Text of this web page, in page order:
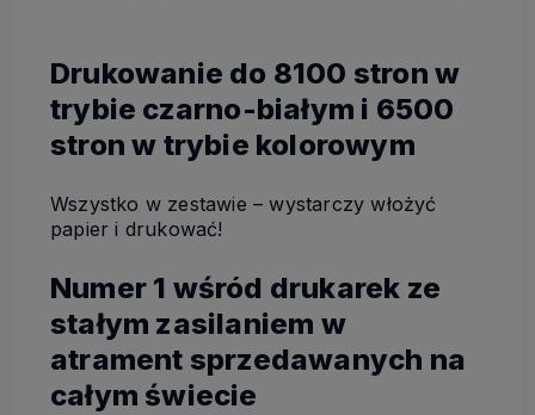
Drukowanie do 8100 stron w
trybie czarno-białym i 6500
stron w trybie kolorowym
Wszystko w zestawie – wystarczy włożyć
papier i drukować!
Numer 1 wśród drukarek ze
stałym zasilaniem w
atrament sprzedawanych na
całym świecie